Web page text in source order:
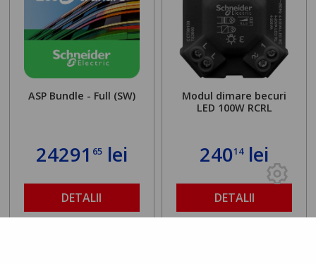
ASP Bundle - Full (SW)
24291 65lei
DETALII
Modul dimare becuri
LED 100W RCRL
24014lei
DETALII